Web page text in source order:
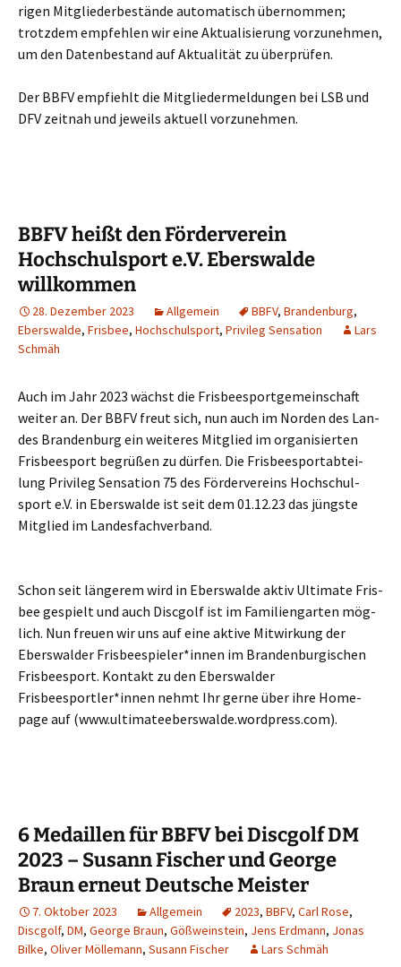
ri­gen Mit­glie­der­be­stän­de auto­ma­tisch über­nom­men;
trotz­dem emp­feh­len wir eine Aktua­li­sie­rung vor­zu­neh­men,
um den Daten­be­stand auf Aktua­li­tät zu überprüfen.
Der BBFV emp­fiehlt die Mit­glie­der­mel­dun­gen bei LSB und
DFV zeit­nah und jeweils aktu­ell vorzunehmen.
BBFV heißt den Förderverein
Hochschulsport e.V. Eberswalde
willkommen
28. Dezember 2023 Allgemein BBFV, Brandenburg,
Eberswalde, Frisbee, Hochschulsport, Privileg Sensation
Lars
Schmäh
Auch im Jahr 2023 wächst die Fris­bee­s­port­ge­mein­schaft
wei­ter an. Der BBFV freut sich, nun auch im Nor­den des Lan­
des Bran­den­burg ein wei­te­res Mit­glied im orga­ni­sier­ten
Fris­bee­s­port begrü­ßen zu dür­fen. Die Fris­bee­s­port­ab­tei­
lung Pri­vi­leg Sen­sa­ti­on 75 des För­der­ver­eins Hoch­schul­
sport e.V. in Ebers­wal­de ist seit dem 01.12.23 das jüngs­te
Mit­glied im Landesfachverband.
Schon seit län­ge­rem wird in Ebers­wal­de aktiv Ulti­ma­te Fris­
bee gespielt und auch Disc­golf ist im Fami­li­en­gar­ten mög­
lich. Nun freu­en wir uns auf eine akti­ve Mit­wir­kung der
Ebers­wal­der Frisbeespieler*innen im Bran­den­bur­gi­schen
Fris­bee­s­port. Kon­takt zu den Ebers­wal­der
Frisbeesportler*innen nehmt Ihr ger­ne über ihre Home­
page auf (www.ultimateeberswalde.wordpress.com).
6 Medaillen für BBFV bei Discgolf DM
2023 – Susann Fischer und George
Braun erneut Deutsche Meister
7. Oktober 2023 Allgemein 2023, BBFV, Carl Rose,
Discgolf, DM, George Braun, Gößweinstein, Jens Erdmann, Jonas
Bilke, Oliver Möllemann, Susann Fischer Lars Schmäh